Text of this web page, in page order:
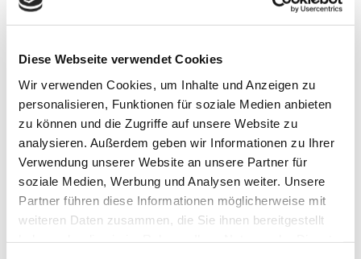
Diese Webseite verwendet Cookies
Wir verwenden Cookies, um Inhalte und Anzeigen zu
personalisieren, Funktionen für soziale Medien anbieten
zu können und die Zugriffe auf unsere Website zu
analysieren. Außerdem geben wir Informationen zu Ihrer
Verwendung unserer Website an unsere Partner für
soziale Medien, Werbung und Analysen weiter. Unsere
Partner führen diese Informationen möglicherweise mit
weiteren Daten zusammen, die Sie ihnen bereitgestellt
Unsere Internetseiten verwenden an mehreren Stellen so
sind kleine Textdateien, die auf Ihrem Rechner abgelegt werden
und die Ihr Browser (lokal auf Ihrer Festplatte) speichert.
Mittels dieser Cookies ist uns eine Analyse darüber möglich, wie
Nutzer unsere Websites benutzen. So können wir die
Websiteinhalte den Besucherbedürfnissen entsprechend
gestalten. Zudem haben wir durch die Cookies die Möglichkeit,
die Effektivität einer bestimmten Anzeige zu messen und ihre
Platzierung beispielsweise in Abhängigkeit von den thematischen
Nutzerinteressen erfolgen zu lassen.